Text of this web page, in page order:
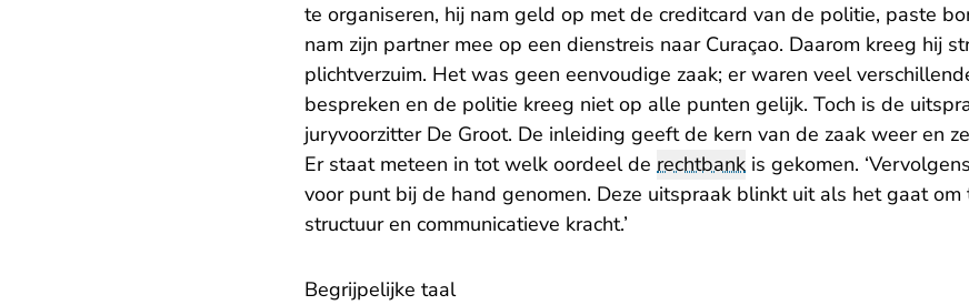
te organiseren, hij nam geld op met de creditcard van de politie, paste
nam zijn partner mee op een dienstreis naar Curaçao. Daarom kreeg hij
plichtverzuim. Het was geen eenvoudige zaak; er waren veel
bespreken en de politie kreeg niet op alle punten gelijk. Toch is de
juryvoorzitter De Groot. De inleiding geeft de kern van de zaak weer en
Er staat meteen in tot welk oordeel de rechtbank is gekomen.
voor punt bij de hand genomen. Deze uitspraak blinkt uit als het gaat om
structuur en communicatieve kracht.’
Begrijpelijke taal